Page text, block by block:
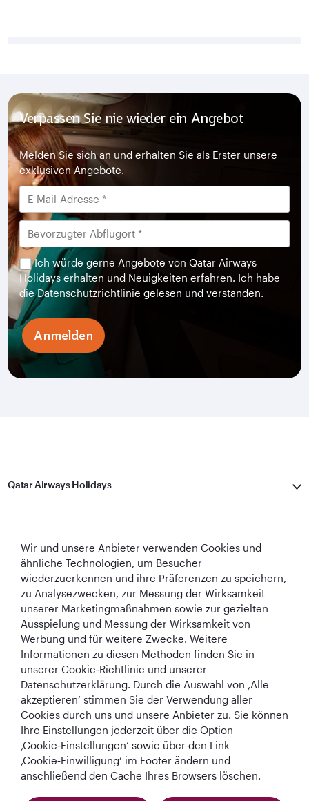
Verpassen Sie nie wieder ein Angebot
Melden Sie sich an und erhalten Sie als Erster unsere
exklusiven Angebote.
Ich würde gerne Angebote von Qatar Airways
Holidays erhalten und Neuigkeiten erfahren. Ich habe
dieDatenschutzrichtlinie gelesen und verstanden.
Anmelden
Qatar Airways Holidays
In Verbindung bleiben
Middle East
World's Best
Airline
World's Best
Business Class
Lounge
AGB Cookie-Richtlinie
Wir und unsere Anbieter verwenden Cookies und
ähnliche Technologien, um Besucher
wiederzuerkennen und ihre Präferenzen zu speichern,
zu Analysezwecken, zur Messung der Wirksamkeit
unserer Marketingmaßnahmen sowie zur gezielten
Ausspielung und Messung der Wirksamkeit von
Werbung und für weitere Zwecke. Weitere
Informationen zu diesen Methoden finden Sie in
unserer Cookie‑Richtlinie und unserer
Datenschutzerklärung. Durch die Auswahl von ‚Alle
akzeptieren‘ stimmen Sie der Verwendung aller
Cookies durch uns und unsere Anbieter zu. Sie können
Ihre Einstellungen jederzeit über die Option
‚Cookie‑Einstellungen‘ sowie über den Link
‚Cookie‑Einwilligung‘ im Footer ändern und
anschließend den Cache Ihres Browsers löschen.